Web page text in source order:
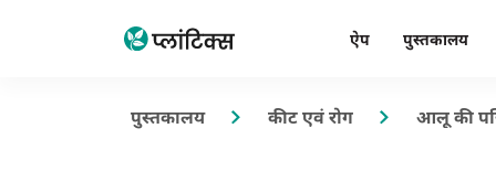
ऐप पुस्तकालय
पुस्तकालय कीट एवं रोग आलू की